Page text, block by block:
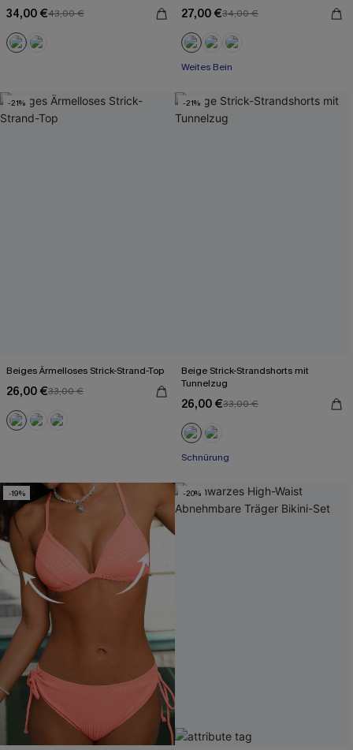
34,00 €43,00 € 27,00 €34,00 €
Weites Bein
-21%
Beiges Ärmelloses Strick-Strand-Top
26,00 €33,00 €
-21%
Beige Strick-Strandshorts mit
Tunnelzug
26,00 €33,00 €
Schnürung
-19% -20%